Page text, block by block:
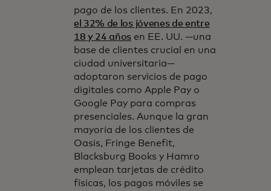
pago de los clientes. En 2023,
el 32% de los jóvenes de entre
18 y 24 años en EE. UU. —una
base de clientes crucial en una
ciudad universitaria—
adoptaron servicios de pago
digitales como Apple Pay o
Google Pay para compras
presenciales. Aunque la gran
mayoría de los clientes de
Oasis, Fringe Benefit,
Blacksburg Books y Hamro
emplean tarjetas de crédito
físicas, los pagos móviles se